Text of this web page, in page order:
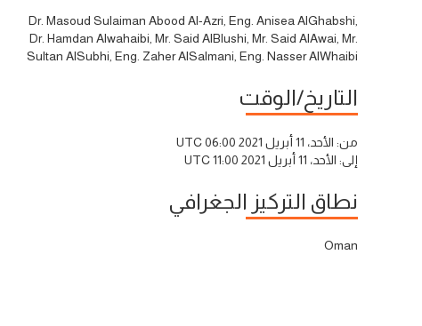
Dr. Masoud Sulaiman Abood Al-Azri, Eng. Anisea AlGhabshi,
Dr. Hamdan Alwahaibi, Mr. Said AlBlushi, Mr. Said AlAwai, Mr.
Sultan AlSubhi, Eng. Zaher AlSalmani, Eng. Nasser AlWhaibi
التاريخ/الوقت
من: الأحد، 11 أبريل 2021 06:00 UTC
إلى: الأحد، 11 أبريل 2021 11:00 UTC
نطاق التركيز الجغرافي
Oman